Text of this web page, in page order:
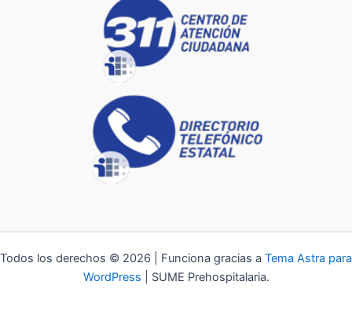
Todos los derechos © 2026 | Funciona gracias a Tema Astra para
WordPress | SUME Prehospitalaria.